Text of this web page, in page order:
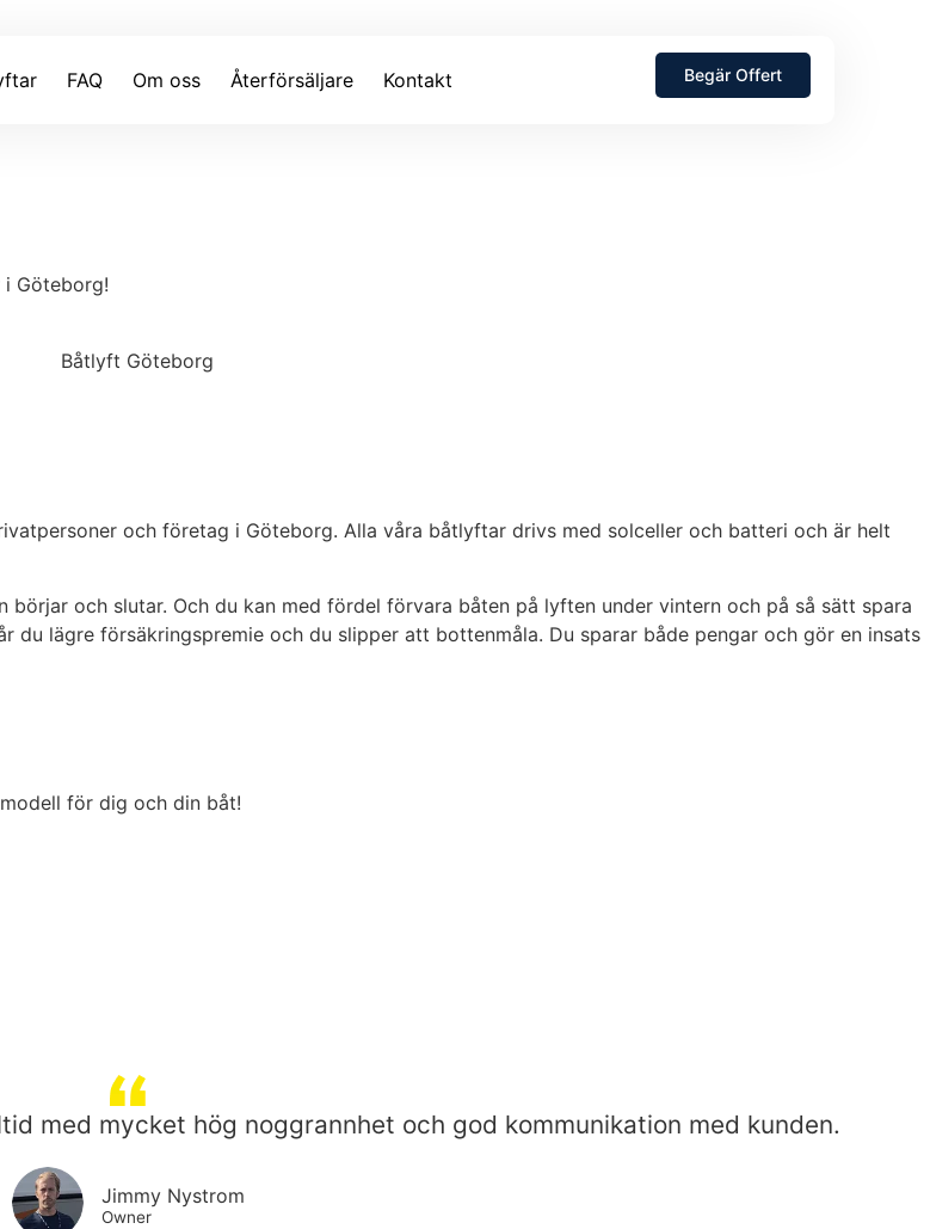
FAQ Om oss Återförsäljare Kontakt Begär Offert
Göteborg!
och företag i Göteborg. Alla våra båtlyftar drivs med solceller och batteri och är helt
och slutar. Och du kan med fördel förvara båten på lyften under vintern och på så sätt spara
lägre försäkringspremie och du slipper att bottenmåla. Du sparar både pengar och gör en insats
för dig och din båt!
med mycket hög noggrannhet och god kommunikation med kunden.
Jimmy Nystrom
Owner